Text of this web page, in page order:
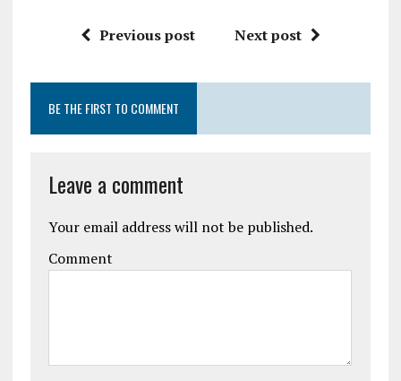
Previous post Next post
BE THE FIRST TO COMMENT
Leave a comment
Your email address will not be published.
Comment